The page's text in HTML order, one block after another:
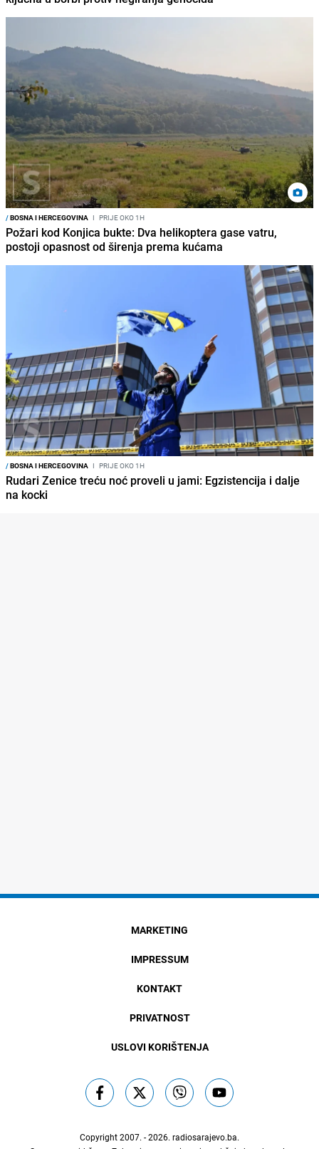
/BOSNA I HERCEGOVINA I PRIJE OKO 1H
Požari kod Konjica bukte: Dva helikoptera gase vatru,
postoji opasnost od širenja prema kućama
/BOSNA I HERCEGOVINA I PRIJE OKO 1H
Rudari Zenice treću noć proveli u jami: Egzistencija i dalje
na kocki
MARKETING
IMPRESSUM
KONTAKT
PRIVATNOST
USLOVI KORIŠTENJA
Copyright 2007. - 2026. radiosarajevo.ba.